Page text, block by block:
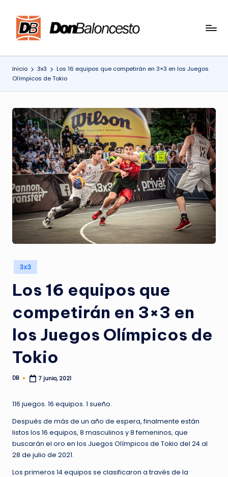
Saltar
Inicio 3x3
Los 16 equipos que competirán en 3×3 en los Juegos
Olímpicos de Tokio
Publicado
en
3x3
Los 16 equipos que
competirán en 3×3 en
los Juegos Olímpicos de
Tokio
Publicado
DB 7 junio, 2021
116 juegos. 16 equipos. 1 sueño.
Después de más de un año de espera, finalmente están
listos los 16 equipos, 8 masculinos y 8 femeninos, que
buscarán el oro en los Juegos Olímpicos de Tokio del 24 al
28 de julio de 2021.
Los primeros 14 equipos se clasificaron a través de la